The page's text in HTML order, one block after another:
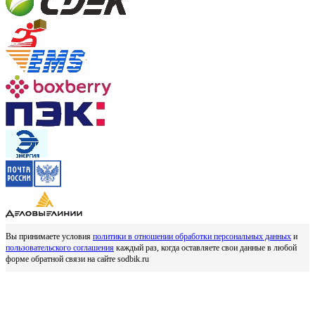
Вы принимаете условия политики в отношении обработки персональных данных и
пользовательского соглашения каждый раз, когда оставляете свои данные в любой
форме обратной связи на сайте sodbik.ru